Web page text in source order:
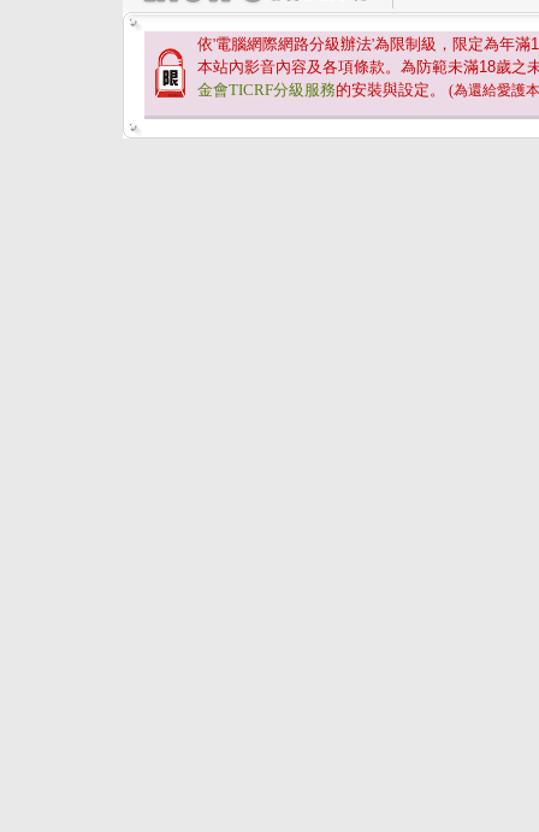
依'電腦網際網路分級辦法'為限制級，限定為年滿
本站內影音內容及各項條款。為防範未滿18歲之
金會TICRF分級服務的安裝與設定。 (為還給愛護